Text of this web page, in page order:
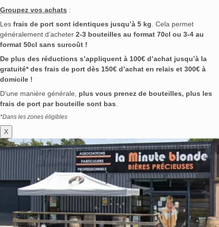
Groupez vos achats :
Les frais de port sont identiques jusqu’à 5 kg . Cela permet
généralement d’acheter 2-3 bouteilles au format 70cl ou 3-4 au
format 50cl sans surcoût !
De plus des réductions s’appliquent à 100€ d’achat jusqu’à la
gratuité* des frais de port dès 150€ d’achat en relais et 300€ à
domicile !
D’une manière générale, plus vous prenez de bouteilles, plus les
frais de port par bouteille sont bas
*Dans les zones éligibles
X